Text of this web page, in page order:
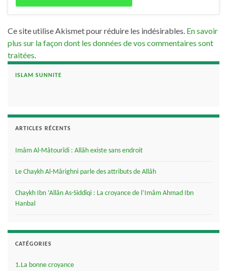
Ce site utilise Akismet pour réduire les indésirables. En savoir
plus sur la façon dont les données de vos commentaires sont
traitées.
ISLAM SUNNITE
ARTICLES RÉCENTS
Imâm Al-Mâtourîdi : Allâh existe sans endroit
Le Chaykh Al-Mârighni parle des attributs de Allâh
Chaykh Ibn ‘Allân As-Siddîqi : La croyance de l’Imâm Ahmad Ibn
Hanbal
CATÉGORIES
1.La bonne croyance